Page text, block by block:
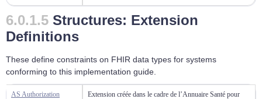
Structures: Extension
Definitions
These define constraints on FHIR data types for systems
conforming to this implementation guide.
AS Authorization
Extension créée dans le cadre de l’Annuaire Santé pour